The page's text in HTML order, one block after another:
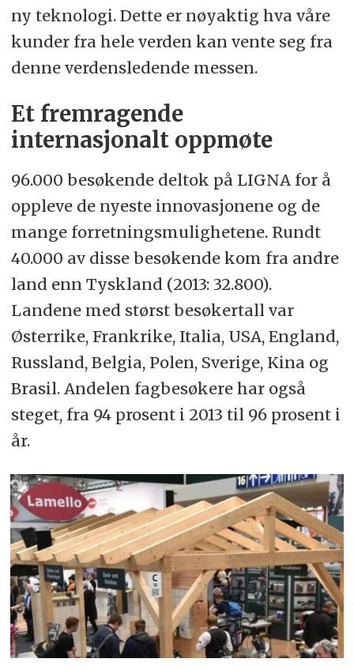
ny teknologi. Dette er nøyaktig hva våre
kunder fra hele verden kan vente seg fra
denne verdensledende messen.
Et fremragende
internasjonalt oppmøte
96.000 besøkende deltok på LIGNA for å
oppleve de nyeste innovasjonene og de
mange forretningsmulighetene. Rundt
40.000 av disse besøkende kom fra andre
land enn Tyskland (2013: 32.800).
Landene med størst besøkertall var
Østerrike, Frankrike, Italia, USA, England,
Russland, Belgia, Polen, Sverige, Kina og
Brasil. Andelen fagbesøkere har også
steget, fra 94 prosent i 2013 til 96 prosent i
år.